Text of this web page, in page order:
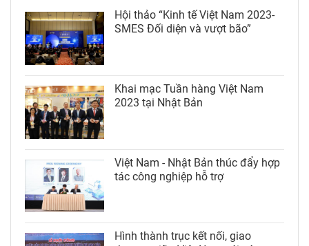
Hội thảo “Kinh tế Việt Nam 2023-
SMES Đối diện và vượt bão”
Khai mạc Tuần hàng Việt Nam
2023 tại Nhật Bản
Việt Nam - Nhật Bản thúc đẩy hợp
tác công nghiệp hỗ trợ
Hình thành trục kết nối, giao